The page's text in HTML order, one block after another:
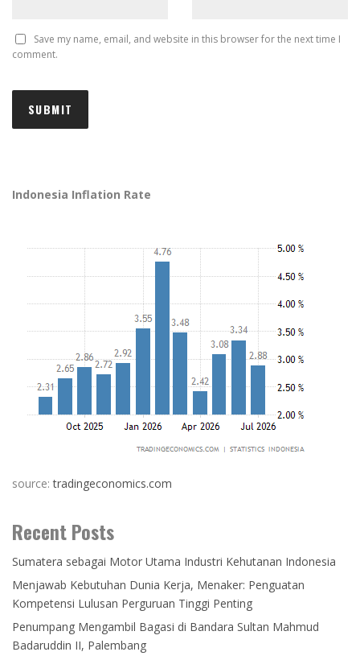
Save my name, email, and website in this browser for the next time I
comment.
Indonesia Inflation Rate
source:tradingeconomics.com
Recent Posts
Sumatera sebagai Motor Utama Industri Kehutanan Indonesia
Menjawab Kebutuhan Dunia Kerja, Menaker: Penguatan
Kompetensi Lulusan Perguruan Tinggi Penting
Penumpang Mengambil Bagasi di Bandara Sultan Mahmud
Badaruddin II, Palembang